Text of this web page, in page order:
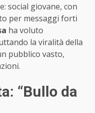
social giovane, con
per messaggi forti
ha voluto
la viralità della
pubblico vasto,
“Bullo da